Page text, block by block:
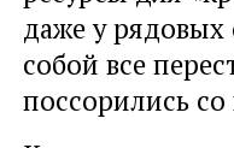
даже у
собой все
поссорились со